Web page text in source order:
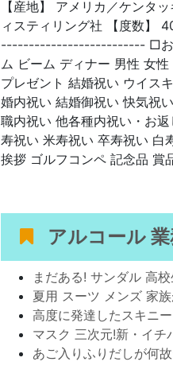
【産地】 アメリカ／ケン
ィスティリング社 【度数
-------------------------- □お酒
ム ビーム ディナー 男性 女
プレゼント 結婚祝い ウイス
婚内祝い 結婚御祝い 快気祝
職内祝い 他各種内祝い・お
寿祝い 米寿祝い 卒寿祝い 白
挨拶 ゴルフコンペ 記念品 賞
アルコール
まだある! サンダル 高
夏用 スーツ メンズ 家
高度に発達したスキニ
マスク 三次元!新・イチ
あご入りふりだしが何